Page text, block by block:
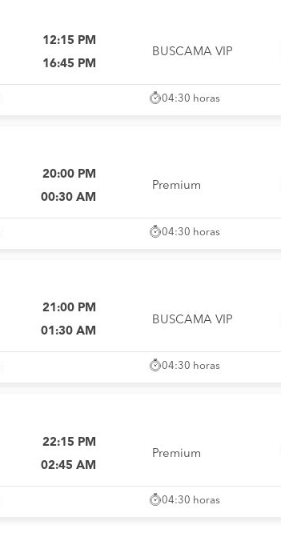
12:15 PM
16:45 PM
BUSCAMA VIP
04:30 horas
20:00 PM
00:30 AM
Premium
04:30 horas
21:00 PM
01:30 AM
BUSCAMA VIP
04:30 horas
22:15 PM
02:45 AM
Premium
04:30 horas